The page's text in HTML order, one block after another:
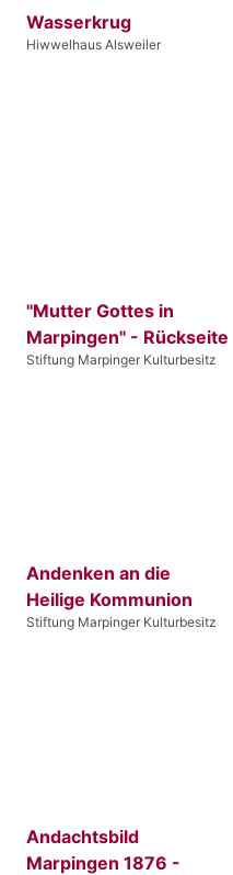
Wasserkrug
Hiwwelhaus Alsweiler
"Mutter Gottes in
Marpingen" - Rückseite
Stiftung Marpinger Kulturbesitz
Andenken an die
Heilige Kommunion
Stiftung Marpinger Kulturbesitz
Andachtsbild
Marpingen 1876 -